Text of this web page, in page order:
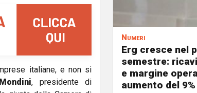
italiane, e non si
, presidente di
Numeri
Erg cresce nel
semestre:
e margine
aumento del 9%